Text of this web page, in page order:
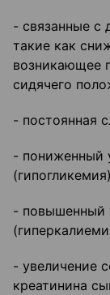
- связанные с
такие как
возникающее
сидячего
- постоянная
- пониженный
- повышенный
- увеличение
креатинина